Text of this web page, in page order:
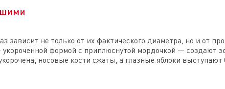
зависит не только от их фактического диаметра, но и от
формой с приплюснутой мордочкой — создают
носовые кости сжаты, а глазные яблоки выступают